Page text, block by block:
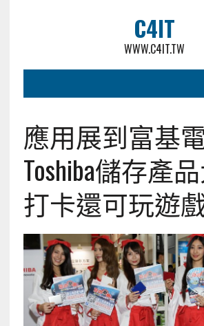
C4IT
WWW.C4IT.TW
應用展到富基
Toshiba儲存產
打卡還可玩遊